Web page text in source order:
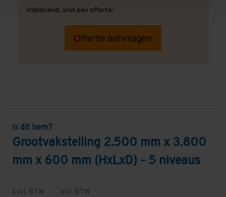
Vrijblijvend, snel een offerte!
Offerte aanvragen
Is dit hem?
Grootvakstelling 2.500 mm x 3.800
mm x 600 mm (HxLxD) - 5 niveaus
Excl. BTW Incl. BTW